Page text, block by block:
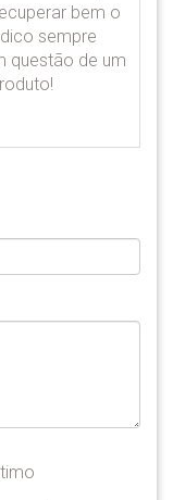
bem o
sempre
questão de um